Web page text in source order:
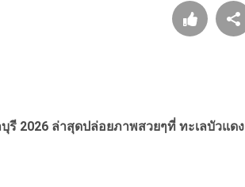
รี 2026 ล่าสุดปล่อยภาพสวยๆที่ ทะเลบัวแดง